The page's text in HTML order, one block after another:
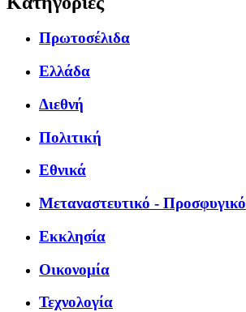
Πρωτοσέλιδα
Ελλάδα
Διεθνή
Πολιτική
Εθνικά
Μεταναστευτικό - Προσφυγικό
Εκκλησία
Οικονομία
Τεχνολογία